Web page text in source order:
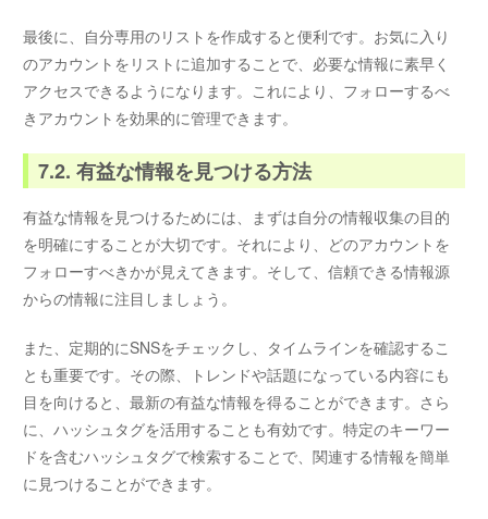
最後に、自分専用のリストを作成すると便利です。お気に入り
のアカウントをリストに追加することで、必要な情報に素早く
アクセスできるようになります。これにより、フォローするべ
きアカウントを効果的に管理できます。
7.2. 有益な情報を見つける方法
有益な情報を見つけるためには、まずは自分の情報収集の目的
を明確にすることが大切です。それにより、どのアカウントを
フォローすべきかが見えてきます。そして、信頼できる情報源
からの情報に注目しましょう。
また、定期的にSNSをチェックし、タイムラインを確認するこ
とも重要です。その際、トレンドや話題になっている内容にも
目を向けると、最新の有益な情報を得ることができます。さら
に、ハッシュタグを活用することも有効です。特定のキーワー
ドを含むハッシュタグで検索することで、関連する情報を簡単
に見つけることができます。